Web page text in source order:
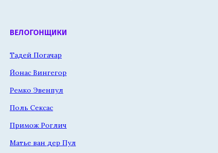
ВЕЛОГОНЩИКИ
Тадей Погачар
Йонас Вингегор
Ремко Эвенпул
Поль Сексас
Примож Роглич
Матье ван дер Пул